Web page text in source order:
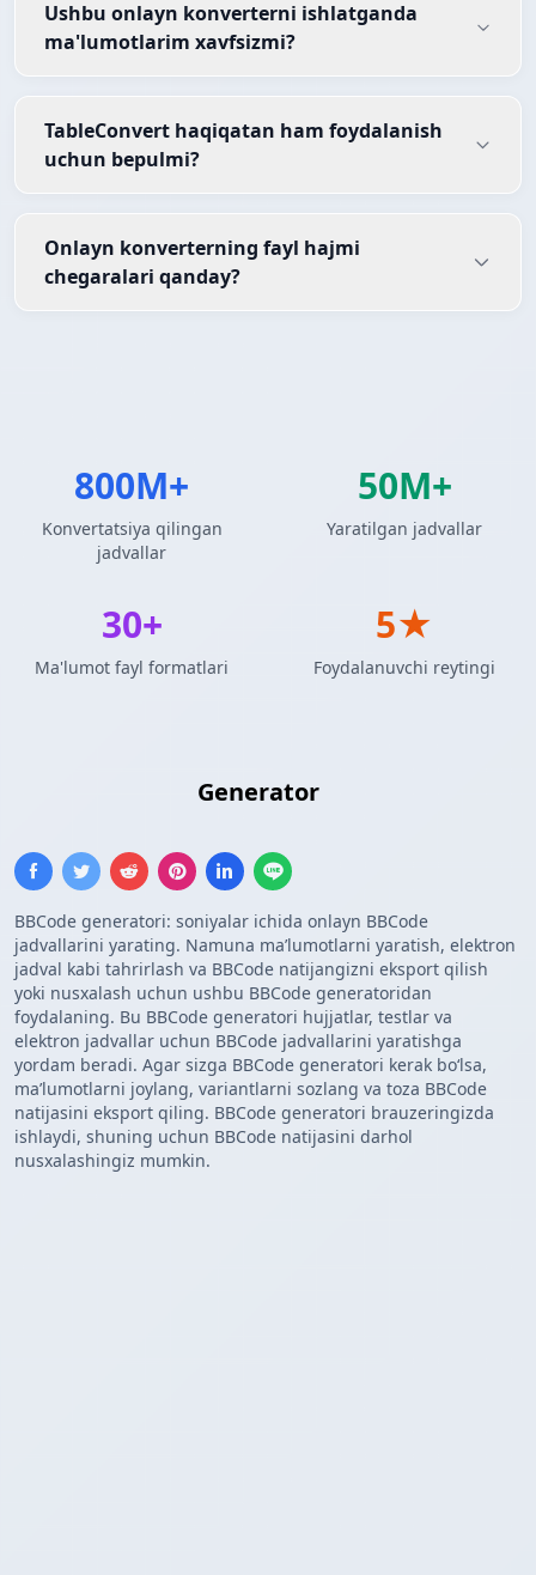
Generator
BBCode generatori: soniyalar ichida onlayn BBCode
jadvallarini yarating. Namuna maʼlumotlarni yaratish, elektron
jadval kabi tahrirlash va BBCode natijangizni eksport qilish
yoki nusxalash uchun ushbu BBCode generatoridan
foydalaning. Bu BBCode generatori hujjatlar, testlar va
elektron jadvallar uchun BBCode jadvallarini yaratishga
yordam beradi. Agar sizga BBCode generatori kerak boʻlsa,
maʼlumotlarni joylang, variantlarni sozlang va toza BBCode
natijasini eksport qiling. BBCode generatori brauzeringizda
ishlaydi, shuning uchun BBCode natijasini darhol
nusxalashingiz mumkin.
Ushbu onlayn konverterni ishlatganda
ma'lumotlarim xavfsizmi?
TableConvert haqiqatan ham foydalanish
uchun bepulmi?
Onlayn konverterning fayl hajmi
chegaralari qanday?
800M+
Konvertatsiya qilingan
jadvallar
50M+
Yaratilgan jadvallar
30+
Ma'lumot fayl formatlari
5★
Foydalanuvchi reytingi